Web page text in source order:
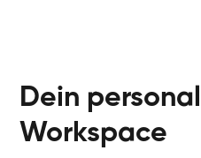
Dein
Workspace